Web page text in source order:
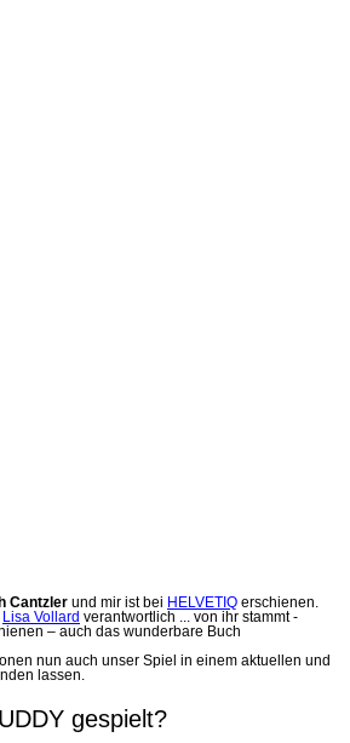
Cantzler und mir ist bei HELVETIQ erschienen.
Lisa Vollard verantwortlich ... von ihr stammt -
– auch das wunderbare Buch
nun auch unser Spiel in einem aktuellen und
lassen.
gespielt?